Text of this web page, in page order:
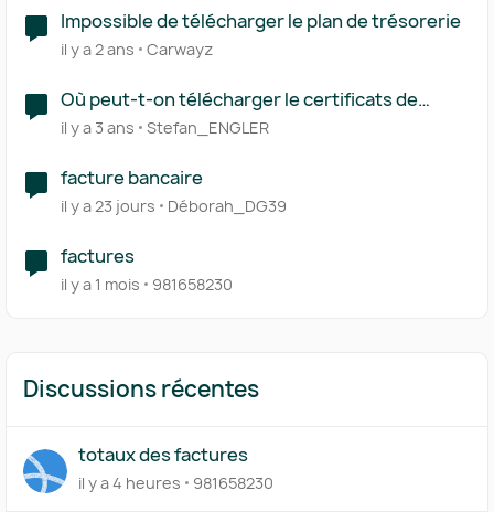
Impossible de télécharger le plan de trésorerie
il y a 2 ans Carwayz
Où peut-t-on télécharger le certificats de
conformité de Pennylane ?
il y a 3 ans Stefan_ENGLER
facture bancaire
il y a 23 jours Déborah_DG39
factures
il y a 1 mois 981658230
Discussions récentes
totaux des factures
il y a 4 heures 981658230